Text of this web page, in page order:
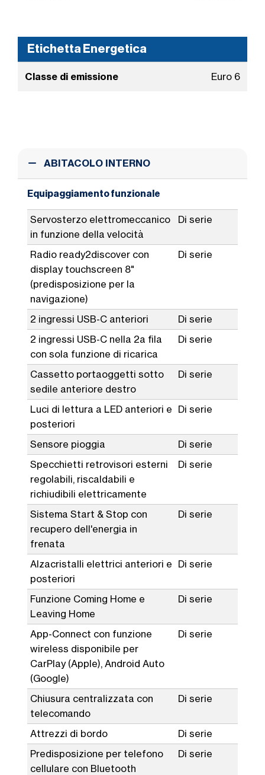
Etichetta Energetica
Classe di emissione Euro 6
ABITACOLO INTERNO
Equipaggiamento funzionale
Servosterzo elettromeccanico
in funzione della velocità
Di serie
Radio ready2discover con
display touchscreen 8"
(predisposizione per la
navigazione)
Di serie
2 ingressi USB-C anteriori
Di serie
2 ingressi USB-C nella 2a fila
con sola funzione di ricarica
Di serie
Cassetto portaoggetti sotto
sedile anteriore destro
Di serie
Luci di lettura a LED anteriori e
posteriori
Di serie
Sensore pioggia
Di serie
Specchietti retrovisori esterni
regolabili, riscaldabili e
richiudibili elettricamente
Di serie
Sistema Start & Stop con
recupero dell'energia in
frenata
Di serie
Alzacristalli elettrici anteriori e
posteriori
Di serie
Funzione Coming Home e
Leaving Home
Di serie
App-Connect con funzione
wireless disponibile per
CarPlay (Apple), Android Auto
(Google)
Di serie
Chiusura centralizzata con
telecomando
Di serie
Attrezzi di bordo
Di serie
Predisposizione per telefono
cellulare con Bluetooth
Di serie